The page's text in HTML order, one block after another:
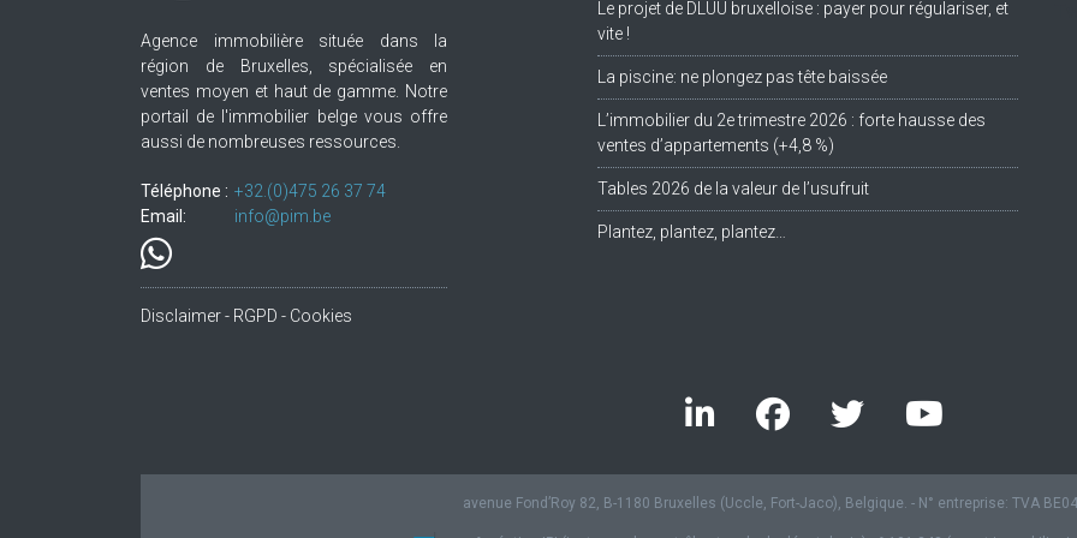
Agence immobilière située dans la
région de Bruxelles, spécialisée en
ventes moyen et haut de gamme. Notre
portail de l'immobilier belge vous offre
aussi de nombreuses ressources.
Téléphone : +32.(0)475 26 37 74
Email:
info@pim.be
Disclaimer - RGPD - Cookies
Le projet de DLUU bruxelloise : payer pour régulariser, et
vite !
La piscine: ne plongez pas tête baissée
L’immobilier du 2e trimestre 2026 : forte hausse des
ventes d’appartements (+4,8 %)
Tables 2026 de la valeur de l’usufruit
Plantez, plantez, plantez…
avenue Fond’Roy 82, B-1180 Bruxelles (Uccle, Fort-Jaco), Belgique. - N° entreprise: TVA